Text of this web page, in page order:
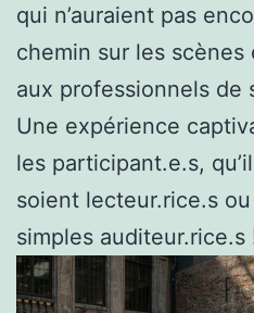
qui n’auraient pas
chemin sur les
aux professionnels de
Une expérience
les participant.e.s,
soient lecteur.rice.s ou
simples auditeur.rice.s